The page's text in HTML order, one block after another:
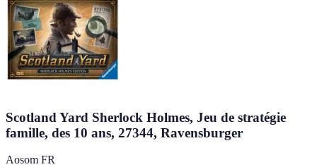
Scotland Yard Sherlock Holmes, Jeu de stratégie
famille, des 10 ans, 27344, Ravensburger
Aosom FR